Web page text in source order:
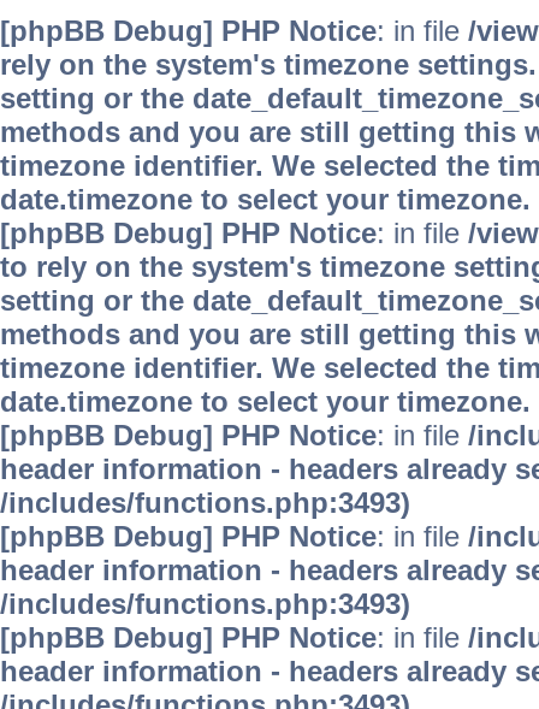
[phpBB Debug] PHP Notice: in file /
rely on the system's timezone
setting or the
methods and you are still getting this
timezone identifier. We selected the
date.timezone to select your timezone.
[phpBB Debug] PHP Notice: in file /
to rely on the system's timezone
setting or the
methods and you are still getting this
timezone identifier. We selected the
date.timezone to select your timezone.
[phpBB Debug] PHP Notice: in file /
header information - headers already
/includes/functions.php:3493)
[phpBB Debug] PHP Notice: in file /
header information - headers already
/includes/functions.php:3493)
[phpBB Debug] PHP Notice: in file /
header information - headers already